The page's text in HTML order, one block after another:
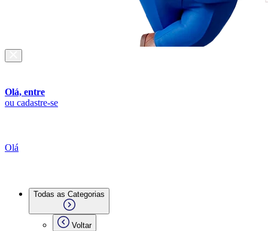
Olá, entre
ou cadastre-se
Olá
Todas as Categorias
Voltar